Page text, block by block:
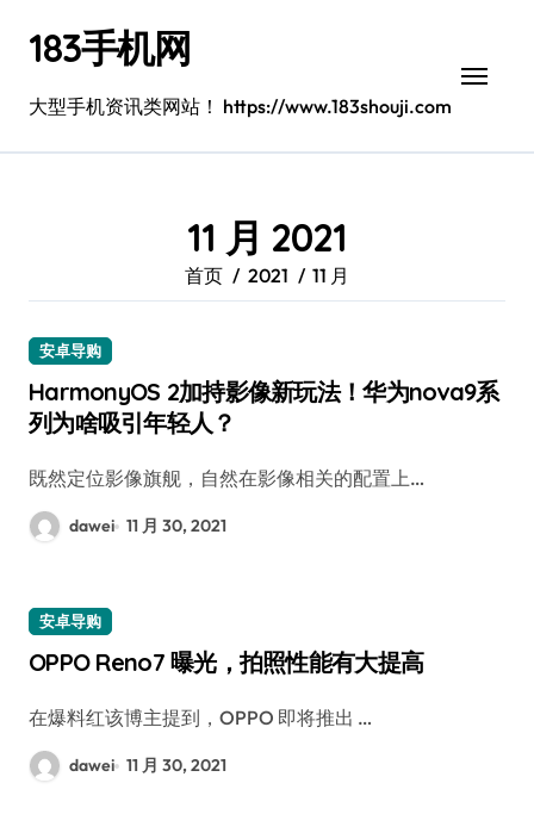
183手机网
大型手机资讯类网站！ https://www.183shouji.com
11 月 2021
首页 2021 11 月
安卓导购
HarmonyOS 2加持影像新玩法！华为nova9系
列为啥吸引年轻人？
既然定位影像旗舰，自然在影像相关的配置上…
dawei 11 月 30, 2021
安卓导购
OPPO Reno7 曝光，拍照性能有大提高
在爆料红该博主提到，OPPO 即将推出 …
dawei 11 月 30, 2021